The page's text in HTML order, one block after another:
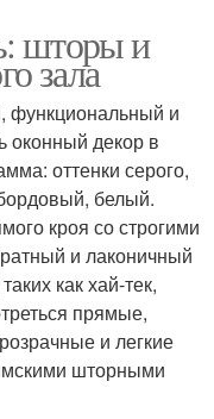
шторы и
зала
функциональный и
оконный декор в
оттенки серого,
белый.
кроя со строгими
и лаконичный
как хай-тек,
прямые,
и легкие
шторными